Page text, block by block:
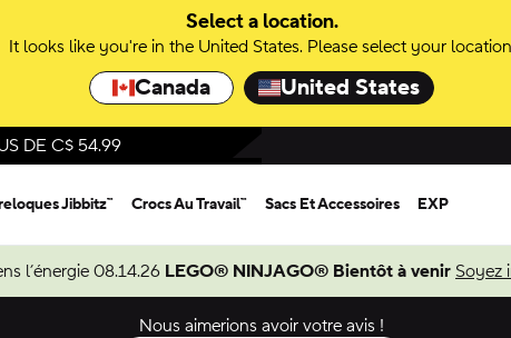
Select a location.
It looks like you're in the United States. Please select your
Canada United States
DE C$ 54.99
Jibbitz™ Crocs Au Travail™ Sacs Et Accessoires EXP
l’énergie 08.14.26 LEGO® NINJAGO® Bientôt à venir Soyez
Nous aimerions avoir votre avis !